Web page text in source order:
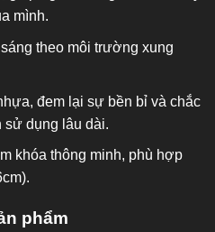
mình.
theo môi trường xung
đem lại sự bền bỉ và chắc
sử dụng lâu dài.
khóa thông minh, phù hợp
phẩm